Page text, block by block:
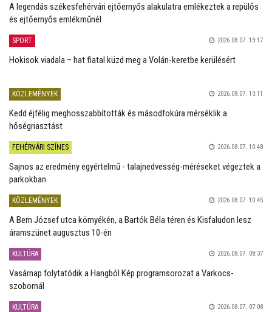
A legendás székesfehérvári ejtőernyős alakulatra emlékeztek a repülős
és ejtőernyős emlékműnél
SPORT 2026.08.07. 13:17
Hokisok viadala – hat fiatal küzd meg a Volán-keretbe kerülésért
KÖZLEMÉNYEK 2026.08.07. 13:11
Kedd éjfélig meghosszabbították és másodfokúra mérséklik a
hőségriasztást
FEHÉRVÁRI SZÍNES 2026.08.07. 10:48
Sajnos az eredmény egyértelmű - talajnedvesség-méréseket végeztek a
parkokban
KÖZLEMÉNYEK 2026.08.07. 10:45
A Bem József utca környékén, a Bartók Béla téren és Kisfaludon lesz
áramszünet augusztus 10-én
KULTÚRA 2026.08.07. 08:37
Vasárnap folytatódik a Hangból Kép programsorozat a Varkocs-
szobornál
KULTÚRA 2026.08.07. 07:08